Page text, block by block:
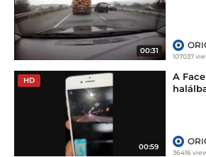
00:31
107037
HD
00:59
A
36416